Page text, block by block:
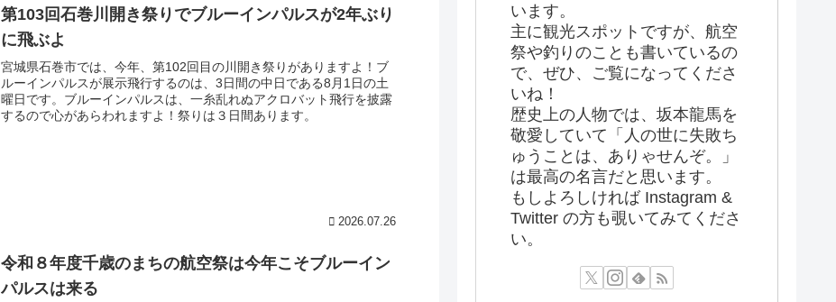
第103回石巻川開き祭りでブルーインパルスが2年ぶり
に飛ぶよ
宮城県石巻市では、今年、第102回目の川開き祭りがありますよ！ブ
ルーインパルスが展示飛行するのは、3日間の中日である8月1日の土
曜日です。ブルーインパルスは、一糸乱れぬアクロバット飛行を披露
するので心があらわれますよ！祭りは３日間あります。
2026.07.26
令和８年度千歳のまちの航空祭は今年こそブルーイン
パルスは来る
います。
主に観光スポットですが、航空
祭や釣りのことも書いているの
で、ぜひ、ご覧になってくださ
いね！
歴史上の人物では、坂本龍馬を
敬愛していて「人の世に失敗ち
ゅうことは、ありゃせんぞ。」
は最高の名言だと思います。
もしよろしければ Instagram &
Twitter の方も覗いてみてくださ
い。